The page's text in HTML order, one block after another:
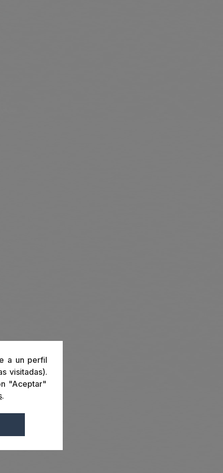
a un perfil
visitadas).
"Aceptar"
.